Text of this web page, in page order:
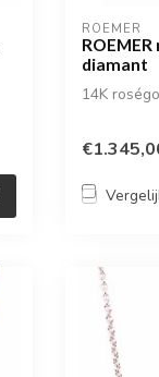
ROEMER
diamant
14K